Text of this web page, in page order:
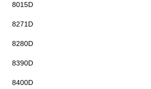
8015D
8271D
8280D
8390D
8400D